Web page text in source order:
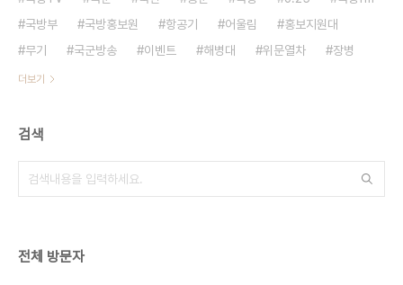
국방부
국방홍보원 항공기 어울림
홍보지원대
무기
국군방송 이벤트 해병대 위문열차 장병
더보기
검색
전체 방문자